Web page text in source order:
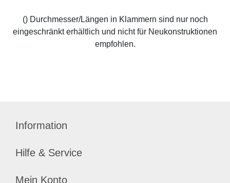
() Durchmesser/Längen in Klammern sind nur noch
eingeschränkt erhältlich und nicht für Neukonstruktionen
empfohlen.
Information
Hilfe & Service
Mein Konto